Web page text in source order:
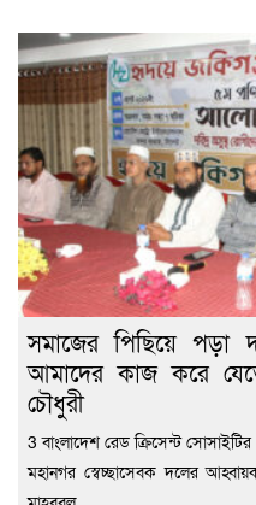
সমাজের পিছিয়ে পড়া
আমাদের কাজ করে
চৌধুরী
3 বাংলাদেশ রেড ক্রিসেন্ট
মহানগর স্বেচ্ছাসেবক দলের